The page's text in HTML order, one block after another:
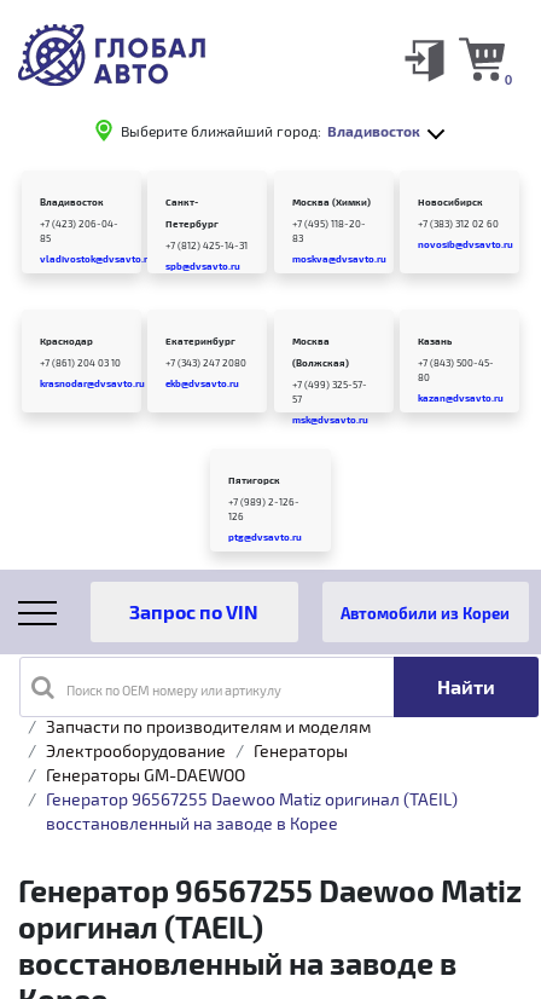
Выберите ближайший город: Владивосток
0
Владивосток
+7 (423) 206-04-
85
vladivostok@dvsavto.ru
Санкт-
Петербург
+7 (812) 425-14-31
spb@dvsavto.ru
Москва (Химки)
+7 (495) 118-20-
83
moskva@dvsavto.ru
Новосибирск
+7 (383) 312 02 60
novosib@dvsavto.ru
Краснодар
+7 (861) 204 03 10
krasnodar@dvsavto.ru
Екатеринбург
+7 (343) 247 2080
ekb@dvsavto.ru
Москва
(Волжская)
+7 (499) 325-57-
57
msk@dvsavto.ru
Казань
+7 (843) 500-45-
80
kazan@dvsavto.ru
Пятигорск
+7 (989) 2-126-
126
ptg@dvsavto.ru
Поиск по OEM номеру или артикулу
Автомобили из Кореи
Главная
Каталог товаров
Запчасти по производителям и моделям
Электрооборудование
Генераторы
Генераторы GM-DAEWOO
Генератор 96567255 Daewoo Matiz оригинал (TAEIL)
восстановленный на заводе в Корее
Генератор 96567255 Daewoo Matiz
оригинал (TAEIL)
восстановленный на заводе в